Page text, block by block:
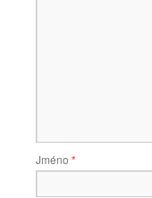
Jméno *